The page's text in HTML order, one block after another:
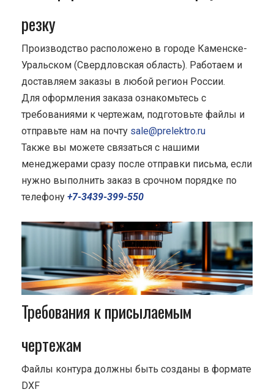
резку
Производство расположено в городе Каменске-
Уральском (Свердловская область). Работаем и
доставляем заказы в любой регион России.
Для оформления заказа ознакомьтесь с
требованиями к чертежам, подготовьте файлы и
отправьте нам на почту sale@prelektro.ru
Также вы можете связаться с нашими
менеджерами сразу после отправки письма, если
нужно выполнить заказ в срочном порядке по
телефону +7-3439-399-550
Требования к присылаемым
чертежам
Файлы контура должны быть созданы в формате
DXF